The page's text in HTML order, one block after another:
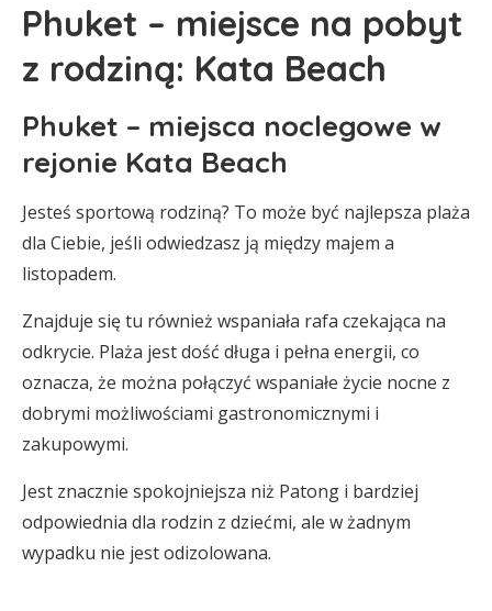
Phuket – miejsce na pobyt
z rodziną: Kata Beach
Phuket – miejsca noclegowe w
rejonie Kata Beach
Jesteś sportową rodziną? To może być najlepsza plaża
dla Ciebie, jeśli odwiedzasz ją między majem a
listopadem.
Znajduje się tu również wspaniała rafa czekająca na
odkrycie. Plaża jest dość długa i pełna energii, co
oznacza, że można połączyć wspaniałe życie nocne z
dobrymi możliwościami gastronomicznymi i
zakupowymi.
Jest znacznie spokojniejsza niż Patong i bardziej
odpowiednia dla rodzin z dziećmi, ale w żadnym
wypadku nie jest odizolowana.